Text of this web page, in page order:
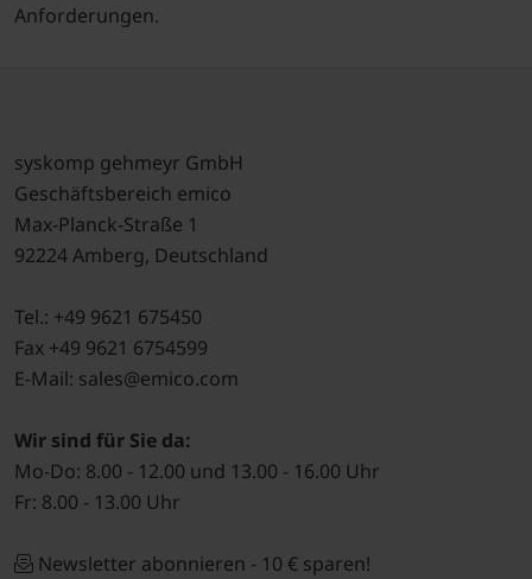
Anforderungen.
syskomp gehmeyr GmbH
Geschäftsbereich emico
Max-Planck-Straße 1
92224 Amberg, Deutschland
Tel.: +49 9621 675450
Fax +49 9621 6754599
E-Mail: sales@emico.com
Wir sind für Sie da:
Mo-Do: 8.00 - 12.00 und 13.00 - 16.00 Uhr
Fr: 8.00 - 13.00 Uhr
Newsletter abonnieren - 10 € sparen!